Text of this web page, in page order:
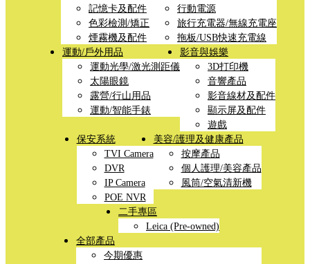
記憶卡及配件
色彩檢測/矯正
煙霧機及配件
行動電源
旅行充電器/無線充電座
拖板/USB快速充電線
運動/戶外用品
運動光學/激光測距儀
太陽眼鏡
露營/行山用品
運動/智能手錶
影音與娛樂
3D打印機
音響產品
影音線材及配件
顯示屏及配件
遊戲
保安系統
TVI Camera
DVR
IP Camera
POE NVR
美容/護理及健康產品
按摩產品
個人護理/美容產品
風筒/空氣清新機
二手專區
Leica (Pre-owned)
全部產品
今期優惠